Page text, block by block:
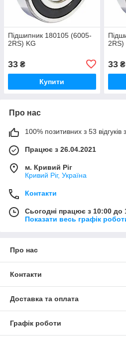
Підшипник 180105 (6005-
2RS) KG
33 ₴
Купити
2RS)
33₴
Про нас
100% позитивних з 53 відгуків
Працює з 26.04.2021
м. Кривий Ріг
Кривий Ріг, Україна
Контакти
Сьогодні працює з 10:00 до
Показати весь графік
Про нас
Контакти
Доставка та оплата
Графік роботи